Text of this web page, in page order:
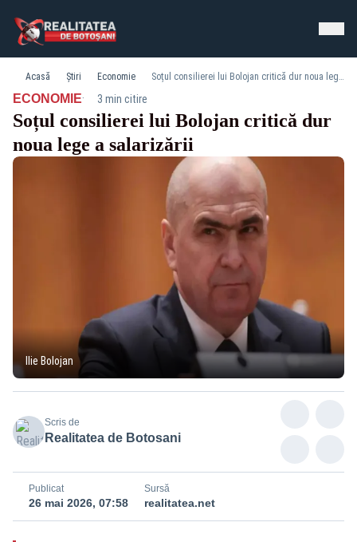
Acasă Știri Economie Soțul consilierei lui Bolojan critică dur noua lege a salarizării
ECONOMIE· 3 min citire
Soțul consilierei lui Bolojan critică dur
noua lege a salarizării
Ilie Bolojan
Scris de
Realitatea de Botosani
Publicat
26 mai 2026, 07:58
Sursă
realitatea.net